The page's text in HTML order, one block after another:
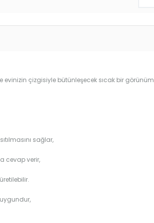
çizgisiyle bütünleşecek sıcak bir görünüm
sağlar,
cevap verir,
uygundur,